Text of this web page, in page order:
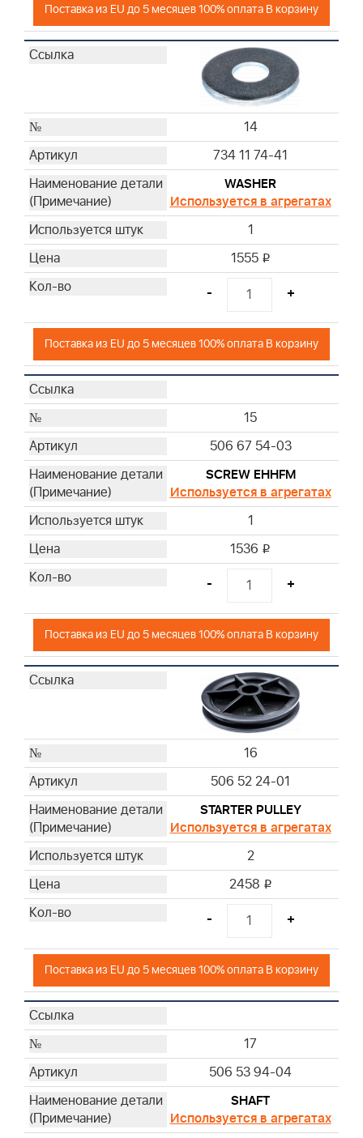
Поставка из EU до 5 месяцев 100% оплата В корзину
14
734 11 74-41
WASHER
Используется в агрегатах
1
1555 i
- +
Поставка из EU до 5 месяцев 100% оплата В корзину
15
506 67 54-03
SCREW EHHFM
Используется в агрегатах
1
1536 i
- +
Поставка из EU до 5 месяцев 100% оплата В корзину
16
506 52 24-01
STARTER PULLEY
Используется в агрегатах
2
2458 i
- +
Поставка из EU до 5 месяцев 100% оплата В корзину
17
506 53 94-04
SHAFT
Используется в агрегатах